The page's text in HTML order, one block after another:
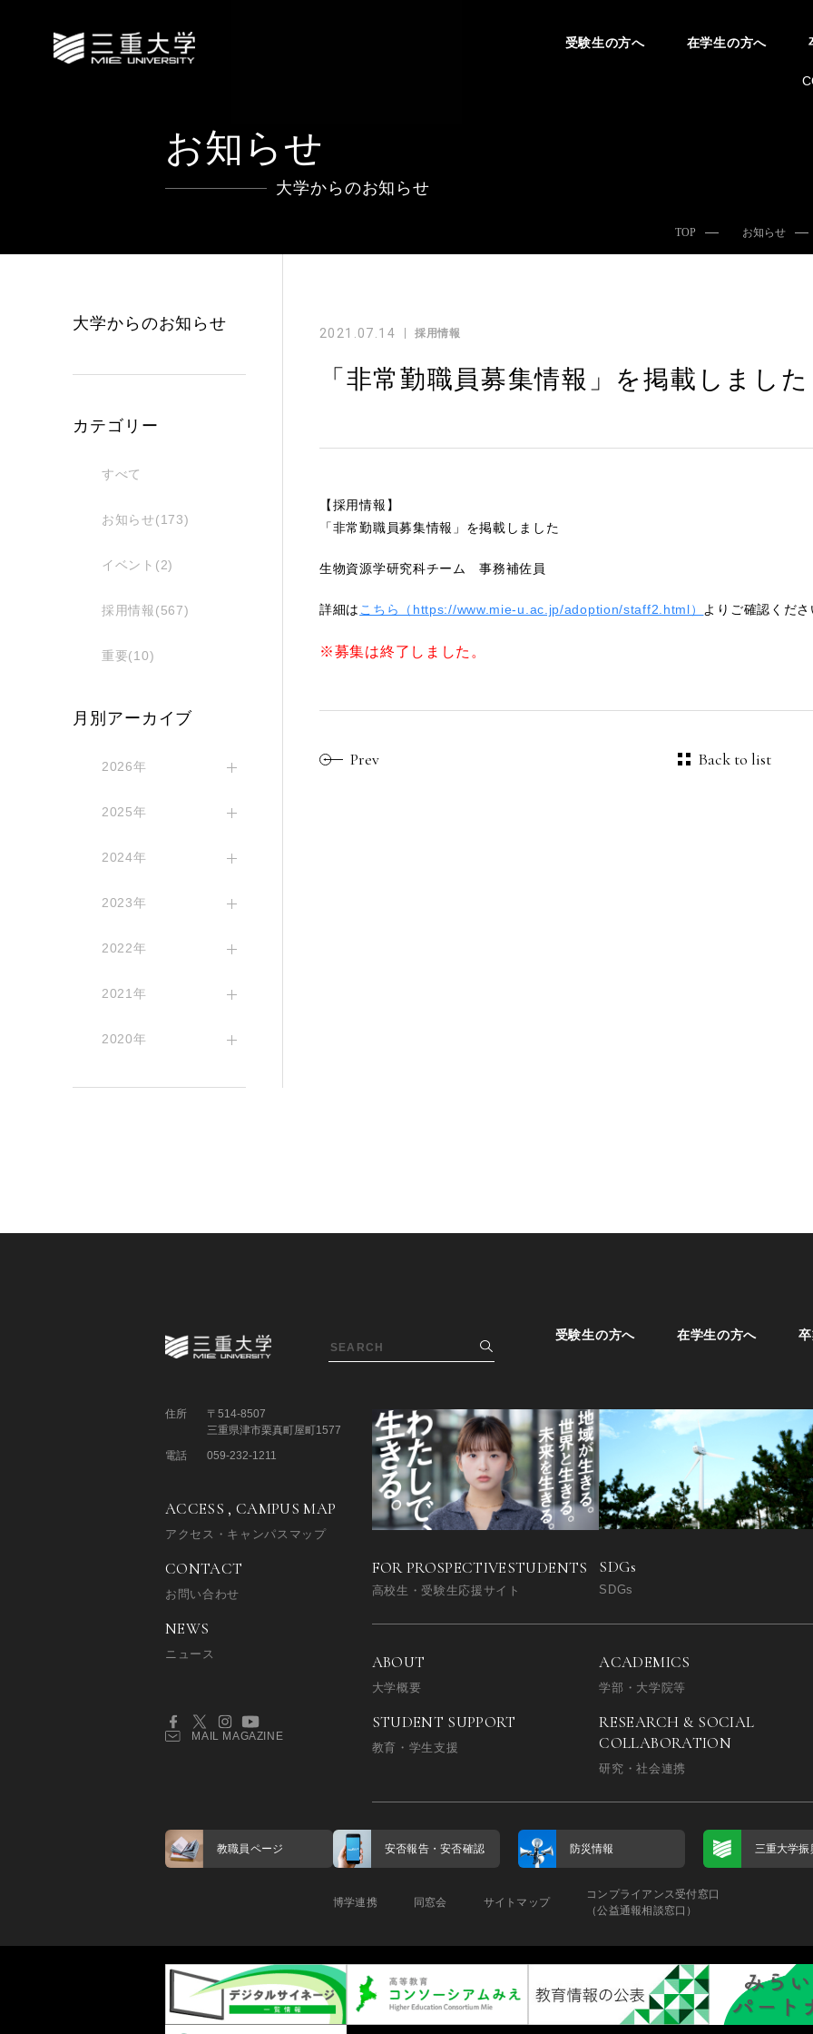
受験生の方へ 在学生の方へ
お知らせ
大学からのお知らせ
TOP お知らせ
2021.07.14 採用情報
「非常勤職員募集情報」を掲載しました
【採用情報】
「非常勤職員募集情報」を掲載しました
生物資源学研究科チーム 事務補佐員
詳細は こちら（https://www.mie-u.ac.jp/adoption/staff2.html） よりご確認くださ
※募集は終了しました。
Prev Back to list
大学からのお知らせ
カテゴリー
すべて
お知らせ(173)
イベント(2)
採用情報(567)
重要(10)
月別アーカイブ
2026年
2025年
2024年
2023年
2022年
2021年
2020年
受験生の方へ 在学生の方へ
FOR PROSPECTIVESTUDENTS
高校生・受験生応援サイト
SDGs
SDGs
ABOUT
大学概要
ACADEMICS
学部・大学院等
STUDENT SUPPORT
教育・学生支援
RESEARCH & SOCIAL
COLLABORATION
研究・社会連携
住所
〒514-8507
三重県津市栗真町屋町1577
電話
059-232-1211
ACCESS , CAMPUS MAP
アクセス・キャンパスマップ
CONTACT
お問い合わせ
NEWS
ニュース
MAIL MAGAZINE
教職員ページ 安否報告・安否確認 防災情報 三重大学振
博学連携 同窓会 サイトマップ
コンプライアンス受付窓口
（公益通報相談窓口）